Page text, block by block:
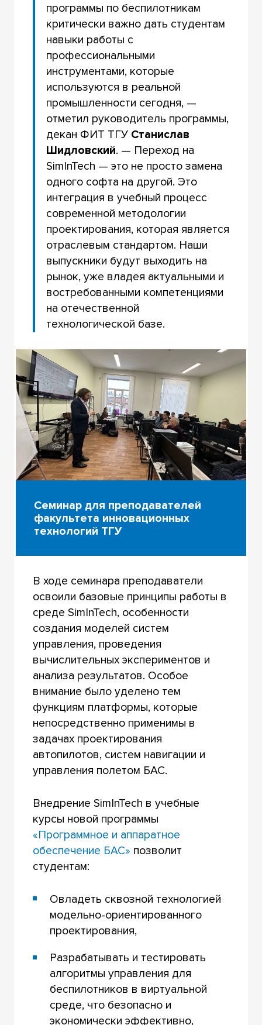
программы по беспилотникам
критически важно дать студентам
навыки работы с
профессиональными
инструментами, которые
используются в реальной
промышленности сегодня, —
отметил руководитель программы,
декан ФИТ ТГУ Станислав
Шидловский. — Переход на
SimInTech — это не просто замена
одного софта на другой. Это
интеграция в учебный процесс
современной методологии
проектирования, которая является
отраслевым стандартом. Наши
выпускники будут выходить на
рынок, уже владея актуальными и
востребованными компетенциями
на отечественной
технологической базе.
Семинар для преподавателей
факультета инновационных
технологий ТГУ
В ходе семинара преподаватели
освоили базовые принципы работы в
среде SimInTech, особенности
создания моделей систем
управления, проведения
вычислительных экспериментов и
анализа результатов. Особое
внимание было уделено тем
функциям платформы, которые
непосредственно применимы в
задачах проектирования
автопилотов, систем навигации и
управления полетом БАС.
Внедрение SimInTech в учебные
курсы новой программы
«Программное и аппаратное
обеспечение БАС» позволит
студентам:
Овладеть сквозной технологией
модельно-ориентированного
проектирования,
Разрабатывать и тестировать
алгоритмы управления для
беспилотников в виртуальной
среде, что безопасно и
экономически эффективно,